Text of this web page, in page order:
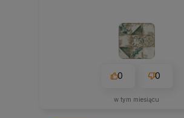
0 0
w tym miesiącu